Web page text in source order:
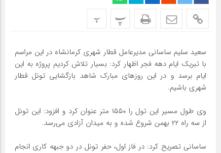
پ پ
سعید سلیم ساسانی مدیرعامل قطار شهری کرمانشاه در این مراسم
با تبریک ایام دهه فجر اظهار کرد: بسیار تلاش کردیم پروژه به این
ایام برسد و در این روزهای مبارک شاهد بازگشایی تونل قطار
شهری باشیم.
وی طول مسیر این تول را ۱۵۵۰ متر عنوان کرد و افزود: این تونل
از سه راه ۲۲ بهمن شروع شده و به میدان آزادی می‌رسد.
ساسانی تصریح کرد: در فاز اول، حفر تونل در دو جبهه کاری انجام